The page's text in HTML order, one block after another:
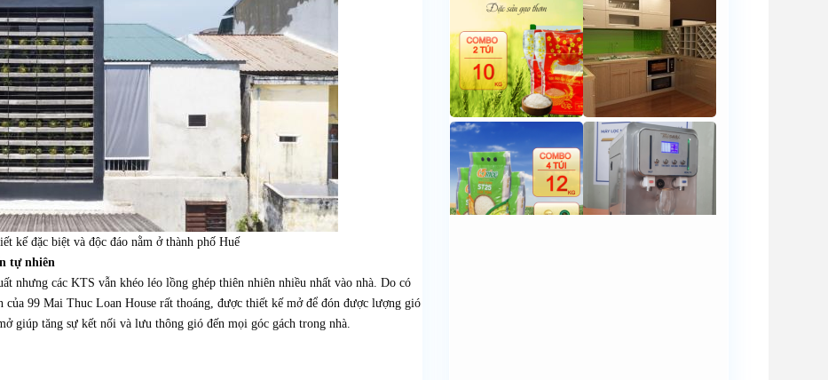
kế đặc biệt và độc đáo nằm ở thành phố Huế
tự nhiên
nhưng các KTS vẫn khéo léo lồng ghép thiên nhiên nhiều nhất vào nhà. Do có
99 Mai Thuc Loan House rất thoáng, được thiết kế mở để đón được lượng gió
giúp tăng sự kết nối và lưu thông gió đến mọi góc gách trong nhà.